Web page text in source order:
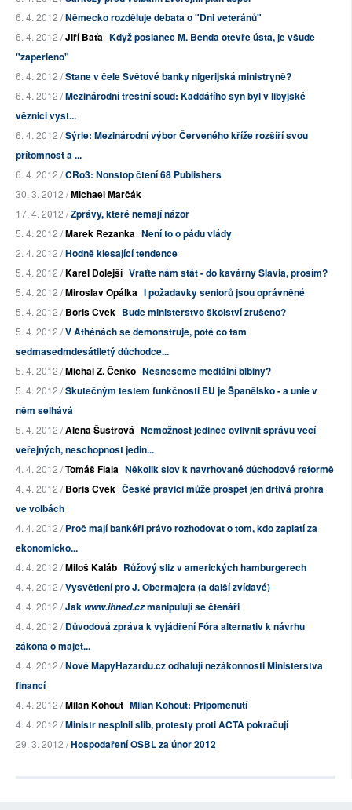
6. 4. 2012 /Německo rozděluje debata o "Dni veteránů"
6. 4. 2012 /Jiří Baťa Když poslanec M. Benda otevře ústa, je všude
"zaperleno"
6. 4. 2012 /Stane v čele Světové banky nigerijská ministryně?
6. 4. 2012 /Mezinárodní trestní soud: Kaddáfího syn byl v libyjské
věznici vyst...
6. 4. 2012 /Sýrie: Mezinárodní výbor Červeného kříže rozšíří svou
přítomnost a ...
6. 4. 2012 /ČRo3: Nonstop čtení 68 Publishers
30. 3. 2012 /Michael Marčák
17. 4. 2012 /Zprávy, které nemají názor
5. 4. 2012 /Marek Řezanka Není to o pádu vlády
2. 4. 2012 /Hodně klesající tendence
5. 4. 2012 /Karel Dolejší Vraťte nám stát - do kavárny Slavia, prosím?
5. 4. 2012 /Miroslav Opálka I požadavky seniorů jsou oprávněné
5. 4. 2012 /Boris Cvek Bude ministerstvo školství zrušeno?
5. 4. 2012 /V Athénách se demonstruje, poté co tam
sedmasedmdesátiletý důchodce...
5. 4. 2012 /Michal Z. Čenko Nesneseme mediální blbiny?
5. 4. 2012 /Skutečným testem funkčnosti EU je Španělsko - a unie v
něm selhává
5. 4. 2012 /Alena Šustrová Nemožnost jedince ovlivnit správu věcí
veřejných, neschopnost jedin...
4. 4. 2012 /Tomáš Fiala Několik slov k navrhované důchodové reformě
4. 4. 2012 /Boris Cvek České pravici může prospět jen drtivá prohra
ve volbách
4. 4. 2012 /Proč mají bankéři právo rozhodovat o tom, kdo zaplatí za
ekonomicko...
4. 4. 2012 /Miloš Kaláb Růžový sliz v amerických hamburgerech
4. 4. 2012 /Vysvětlení pro J. Obermajera (a další zvídavé)
4. 4. 2012 /Jak www.ihned.czmanipulují se čtenáři
4. 4. 2012 /Důvodová zpráva k vyjádření Fóra alternativ k návrhu
zákona o majet...
4. 4. 2012 /Nové MapyHazardu.cz odhalují nezákonnosti Ministerstva
financí
4. 4. 2012 /Milan Kohout Milan Kohout: Připomenutí
4. 4. 2012 /Ministr nesplnil slib, protesty proti ACTA pokračují
29. 3. 2012 /Hospodaření OSBL za únor 2012